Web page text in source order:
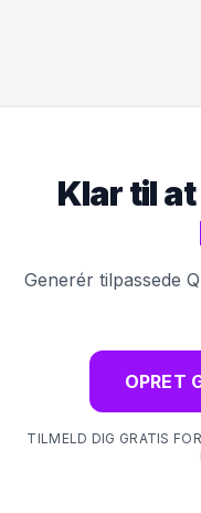
Klar til
Generér tilpassede
OPRET
TILMELD DIG GRATIS